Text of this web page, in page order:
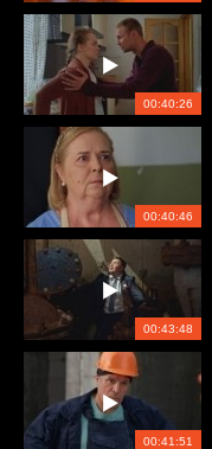
00:40:26
00:40:46
00:43:48
00:41:51